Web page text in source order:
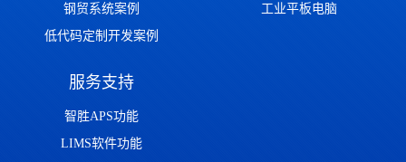
钢贸系统案例
低代码定制开发案例
工业平板电脑
服务支持
智胜APS功能
LIMS软件功能